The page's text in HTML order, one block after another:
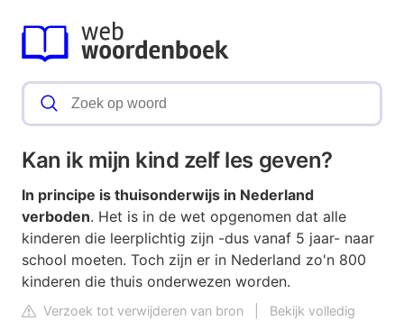
Kan ik mijn kind zelf les geven?
In principe is thuisonderwijs in Nederland
verboden. Het is in de wet opgenomen dat alle
kinderen die leerplichtig zijn -dus vanaf 5 jaar- naar
school moeten. Toch zijn er in Nederland zo'n 800
kinderen die thuis onderwezen worden.
Verzoek tot verwijderen van bron
Bekijk volledig